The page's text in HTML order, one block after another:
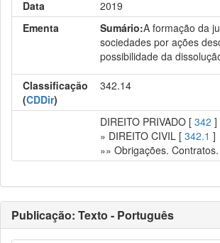
Data
2019
Ementa
Sumário:A formação da
sociedades por ações
possibilidade da
Classificação
(CDDir)
342.14
DIREITO PRIVADO [342 ]
» DIREITO CIVIL [342.1 ]
»» Obrigações.
Publicação: Texto - Português